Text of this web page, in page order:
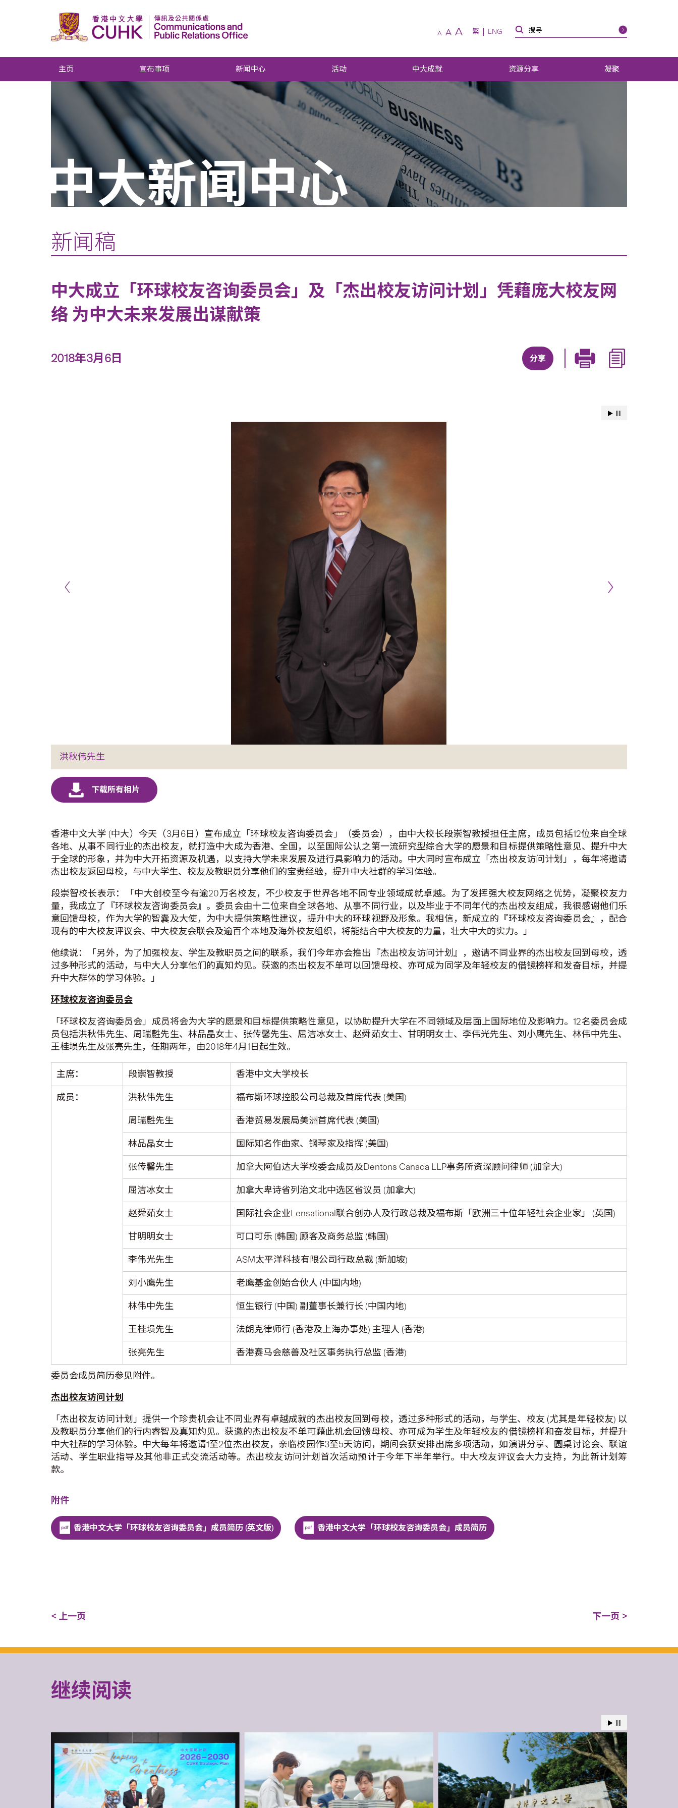
A A A 繁 ENG
主页 宣布事项 新闻中心 活动 中大成就 资源分享 凝聚
中大新闻中心
新闻稿
中大成立「环球校友咨询委员会」及「杰出校友访问计划」凭藉庞大校友网
络 为中大未来发展出谋献策
2018年3月6日 分享
洪秋伟先生
香港中文大学 (中大）今天（3月6日）宣布成立「环球校友咨询委员会」（委员会），由中大校长段崇智教授担任主席，成员包括12位来自全球
各地、从事不同行业的杰出校友，就打造中大成为香港、全国，以至国际公认之第一流研究型综合大学的愿景和目标提供策略性意见、提升中大
于全球的形象，并为中大开拓资源及机遇，以支持大学未来发展及进行具影响力的活动。中大同时宣布成立「杰出校友访问计划」，每年将邀请
杰出校友返回母校，与中大学生、校友及教职员分享他们的宝贵经验，提升中大社群的学习体验。
段崇智校长表示：「中大创校至今有逾20万名校友，不少校友于世界各地不同专业领域成就卓越。为了发挥强大校友网络之优势，凝聚校友力
量，我成立了『环球校友咨询委员会』。委员会由十二位来自全球各地、从事不同行业，以及毕业于不同年代的杰出校友组成，我很感谢他们乐
意回馈母校，作为大学的智囊及大使，为中大提供策略性建议，提升中大的环球视野及形象。我相信，新成立的『环球校友咨询委员会』，配合
现有的中大校友评议会、中大校友会联会及逾百个本地及海外校友组织，将能结合中大校友的力量，壮大中大的实力。」
他续说：「另外，为了加强校友、学生及教职员之间的联系，我们今年亦会推出『杰出校友访问计划』，邀请不同业界的杰出校友回到母校，透
过多种形式的活动，与中大人分享他们的真知灼见。获邀的杰出校友不单可以回馈母校、亦可成为同学及年轻校友的借镜榜样和发奋目标，并提
升中大群体的学习体验。」
环球校友咨询委员会
「环球校友咨询委员会」成员将会为大学的愿景和目标提供策略性意见，以协助提升大学在不同领域及层面上国际地位及影响力。12名委员会成
员包括洪秋伟先生、周瑞𪊟先生、林品晶女士、张传馨先生、屈洁冰女士、赵舜茹女士、甘明明女士、李伟光先生、刘小鹰先生、林伟中先生、
王桂埙先生及张亮先生，任期两年，由2018年4月1日起生效。
主席： 段崇智教授 香港中文大学校长
成员： 洪秋伟先生 福布斯环球控股公司总裁及首席代表 (美国)
周瑞𪊟先生 香港贸易发展局美洲首席代表 (美国)
林品晶女士 国际知名作曲家、钢琴家及指挥 (美国)
张传馨先生 加拿大阿伯达大学校委会成员及Dentons Canada LLP事务所资深顾问律师 (加拿大)
屈洁冰女士 加拿大卑诗省列治文北中选区省议员 (加拿大)
赵舜茹女士 国际社会企业Lensational联合创办人及行政总裁及福布斯「欧洲三十位年轻社会企业家」 (英国)
甘明明女士 可口可乐 (韩国) 顾客及商务总监 (韩国)
李伟光先生 ASM太平洋科技有限公司行政总裁 (新加坡)
刘小鹰先生 老鹰基金创始合伙人 (中国内地)
林伟中先生 恒生银行 (中国) 副董事长兼行长 (中国内地)
王桂埙先生 法朗克律师行 (香港及上海办事处) 主理人 (香港)
张亮先生 香港赛马会慈善及社区事务执行总监 (香港)
委员会成员简历参见附件。
杰出校友访问计划
「杰出校友访问计划」提供一个珍贵机会让不同业界有卓越成就的杰出校友回到母校，透过多种形式的活动，与学生、校友 (尤其是年轻校友) 以
及教职员分享他们的行内睿智及真知灼见。获邀的杰出校友不单可藉此机会回馈母校、亦可成为学生及年轻校友的借镜榜样和奋发目标，并提升
中大社群的学习体验。中大每年将邀请1至2位杰出校友，亲临校园作3至5天访问，期间会获安排出席多项活动，如演讲分享、圆桌讨论会、联谊
活动、学生职业指导及其他非正式交流活动等。杰出校友访问计划首次活动预计于今年下半年举行。中大校友评议会大力支持，为此新计划筹
款。
附件
香港中文大学「环球校友咨询委员会」成员简历 (英文版) 香港中文大学「环球校友咨询委员会」成员简历
< 上一页 下一页 >
继续阅读